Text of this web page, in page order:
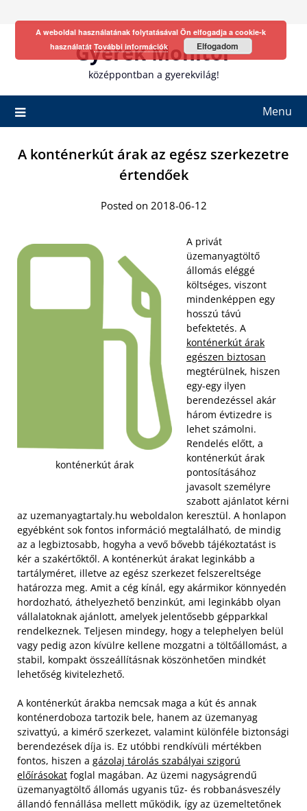
Gyerek Monitor
középpontban a gyerekvilág!
Menu
A konténerkút árak az egész szerkezetre
értendőek
Posted on 2018-06-12
konténerkút árak
A privát
üzemanyagtöltő
állomás eléggé
költséges, viszont
mindenképpen egy
hosszú távú
befektetés. A
konténerkút árak
egészen biztosan
megtérülnek, hiszen
egy-egy ilyen
berendezéssel akár
három évtizedre is
lehet számolni.
Rendelés előtt, a
konténerkút árak
pontosításához
javasolt személyre
szabott ajánlatot kérni
az uzemanyagtartaly.hu weboldalon keresztül. A honlapon
egyébként sok fontos információ megtalálható, de mindig
az a legbiztosabb, hogyha a vevő bővebb tájékoztatást is
kér a szakértőktől. A konténerkút árakat leginkább a
tartályméret, illetve az egész szerkezet felszereltsége
határozza meg. Amit a cég kínál, egy akármikor könnyedén
hordozható, áthelyezhető benzinkút, ami leginkább olyan
vállalatoknak ajánlott, amelyek jelentősebb gépparkkal
rendelkeznek. Teljesen mindegy, hogy a telephelyen belül
vagy pedig azon kívülre kellene mozgatni a töltőállomást, a
stabil, kompakt összeállításnak köszönhetően mindkét
lehetőség kivitelezhető.
A konténerkút árakba nemcsak maga a kút és annak
konténerdoboza tartozik bele, hanem az üzemanyag
szivattyú, a kimérő szerkezet, valamint különféle biztonsági
berendezések díja is. Ez utóbbi rendkívüli mértékben
fontos, hiszen a gázolaj tárolás szabályai szigorú
előírásokat foglal magában. Az üzemi nagyságrendű
üzemanyagtöltő állomás ugyanis tűz- és robbanásveszély
állandó fennállása mellett működik, így az üzemeltetőnek
A weboldal használatának folytatásával Ön elfogadja a cookie-k
használatát További információk Elfogadom